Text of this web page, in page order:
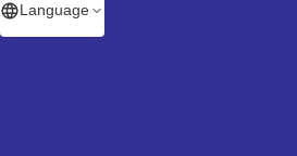
Language